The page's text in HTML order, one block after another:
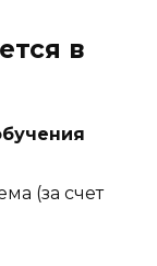
в
(за счет